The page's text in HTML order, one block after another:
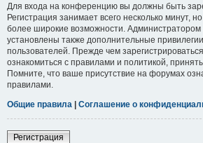
Для входа на конференцию вы должны быть
Регистрация занимает всего несколько минут,
более широкие возможности.
установлены также дополнительные
пользователей. Прежде чем
ознакомиться с правилами и политикой,
Помните, что ваше присутствие на форумах
правилами.
Общие правила | Соглашение о
Регистрация